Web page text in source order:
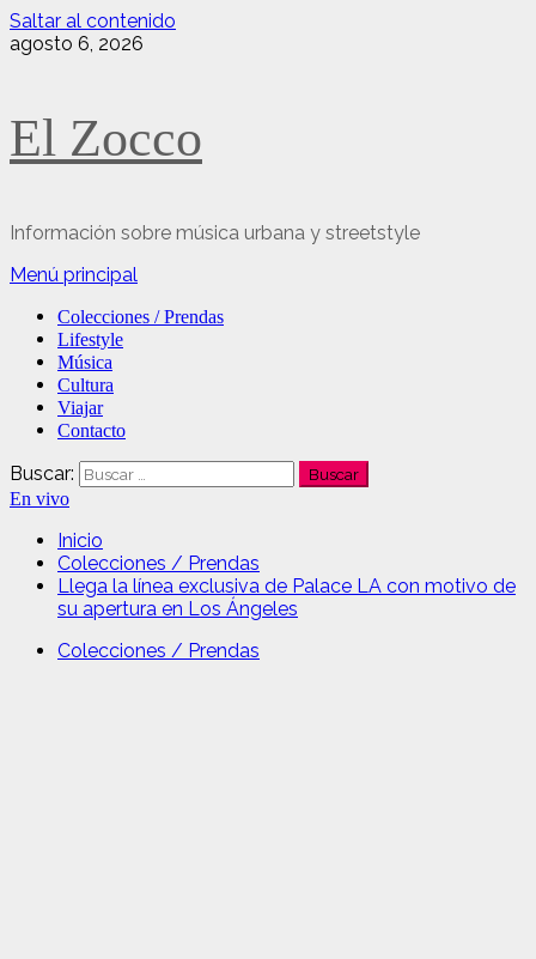
Saltar al contenido
agosto 6, 2026
El Zocco
Información sobre música urbana y streetstyle
Menú principal
Colecciones / Prendas
Lifestyle
Música
Cultura
Viajar
Contacto
Buscar:
En vivo
Inicio
Colecciones / Prendas
Llega la línea exclusiva de Palace LA con motivo de
su apertura en Los Ángeles
Colecciones / Prendas